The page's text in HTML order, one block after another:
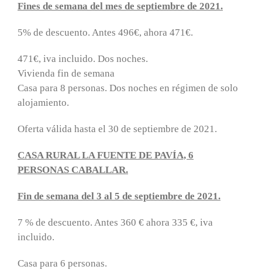
Fines de semana del mes de septiembre de 2021.
5% de descuento. Antes 496€, ahora 471€.
471€, iva incluido. Dos noches.
Vivienda fin de semana
Casa para 8 personas. Dos noches en régimen de solo
alojamiento.
Oferta válida hasta el 30 de septiembre de 2021.
CASA RURAL LA FUENTE DE PAVÍA, 6
PERSONAS CABALLAR.
Fin de semana del 3 al 5 de septiembre de 2021.
7 % de descuento. Antes 360 € ahora 335 €, iva
incluido.
Casa para 6 personas.